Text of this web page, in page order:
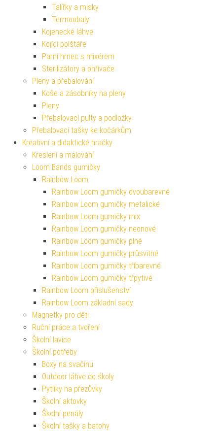
Talířky a misky
Termoobaly
Kojenecké láhve
Kojící polštáře
Parní hrnec s mixérem
Sterilizátory a ohřívače
Pleny a přebalování
Koše a zásobníky na pleny
Pleny
Přebalovací pulty a podložky
Přebalovací tašky ke kočárkům
Kreativní a didaktické hračky
Kreslení a malování
Loom Bands gumičky
Rainbow Loom
Rainbow Loom gumičky dvoubarevné
Rainbow Loom gumičky metalické
Rainbow Loom gumičky mix
Rainbow Loom gumičky neonové
Rainbow Loom gumičky plné
Rainbow Loom gumičky průsvitné
Rainbow Loom gumičky tříbarevné
Rainbow Loom gumičky třpytivé
Rainbow Loom příslušenství
Rainbow Loom základní sady
Magnetky pro děti
Ruční práce a tvoření
Školní lavice
Školní potřeby
Boxy na svačinu
Outdoor láhve do školy
Pytlíky na přezůvky
Školní aktovky
Školní penály
Školní tašky a batohy